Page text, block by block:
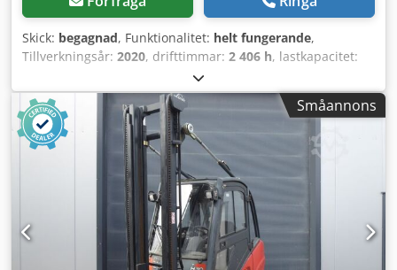
Skick: begagnad, Funktionalitet: helt fungerande,
Tillverkningsår: 2020, drifttimmar: 2 406 h, lastkapacitet:
, fri lyfthöjd:
bränsletyp:diesel, masttyp:duplex, gaffellängd:1 200
mm, drivtyp: Diesel, Dieseltruck Lastcentrum: 500 ISO-
klass: ISO klass 3 = 2 500 – 4 999 kg Masttyp: Duplex Skick:
Klar för användning och fullt funktionsduglig Tekniskt
skick: Ny Framdäck typ: Superelastisk Framdäck skick: 80–
100 % Bakdäck typ: Superelastisk Bakdäck skick: 80–100 %
Sidoförskjutning, gaffelställ med gaffelspridning, 3:e ventil,
4:e ventil, arbetsstrålkastare bak, arbetsstrålkastare fram,
värmare, partikelfilter, full hytt, fri sikt/fullfrilyft,
Crjdpfxjyldvlo Afvof
Småannons